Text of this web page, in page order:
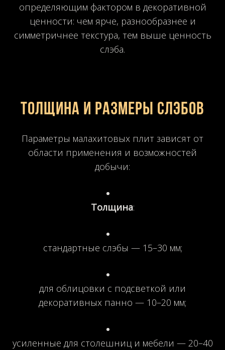
определяющим фактором в декоративной
ценности: чем ярче, разнообразнее и
симметричнее текстура, тем выше ценность
слэба.
Толщина и размеры слэбов
Параметры малахитовых плит зависят от
области применения и возможностей
добычи:
Толщина:
стандартные слэбы — 15–30 мм;
для облицовки с подсветкой или
декоративных панно — 10–20 мм;
усиленные для столешниц и мебели — 20–40